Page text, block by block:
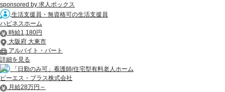
sponsored by 求人ボックス
生活支援員・無資格可の生活支援員
ハピネスホーム
時給1,180円
大阪府 大東市
アルバイト・パート
詳細を見る
「日勤のみ可」看護師/住宅型有料老人ホーム
ピーエス・プラス株式会社
月給28万円～